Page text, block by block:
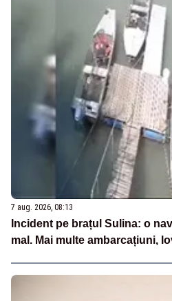
7 aug. 2026, 08:13
Incident pe brațul Sulina: o
mal. Mai multe ambarcațiuni,